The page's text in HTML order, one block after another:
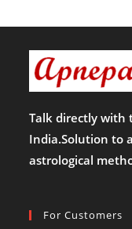
Talk directly with
India.Solution to
astrological
For Customers